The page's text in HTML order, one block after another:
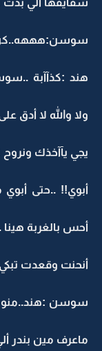
شفايفها الي
هند :كذآآبة
ولا والله لا أدق
يجي يآآخذك
أبوي!! ..حتى
أحس بالغربة هينا
أنحنت وقعدت
سوسن :هند..منو
ماعرف مين بندر